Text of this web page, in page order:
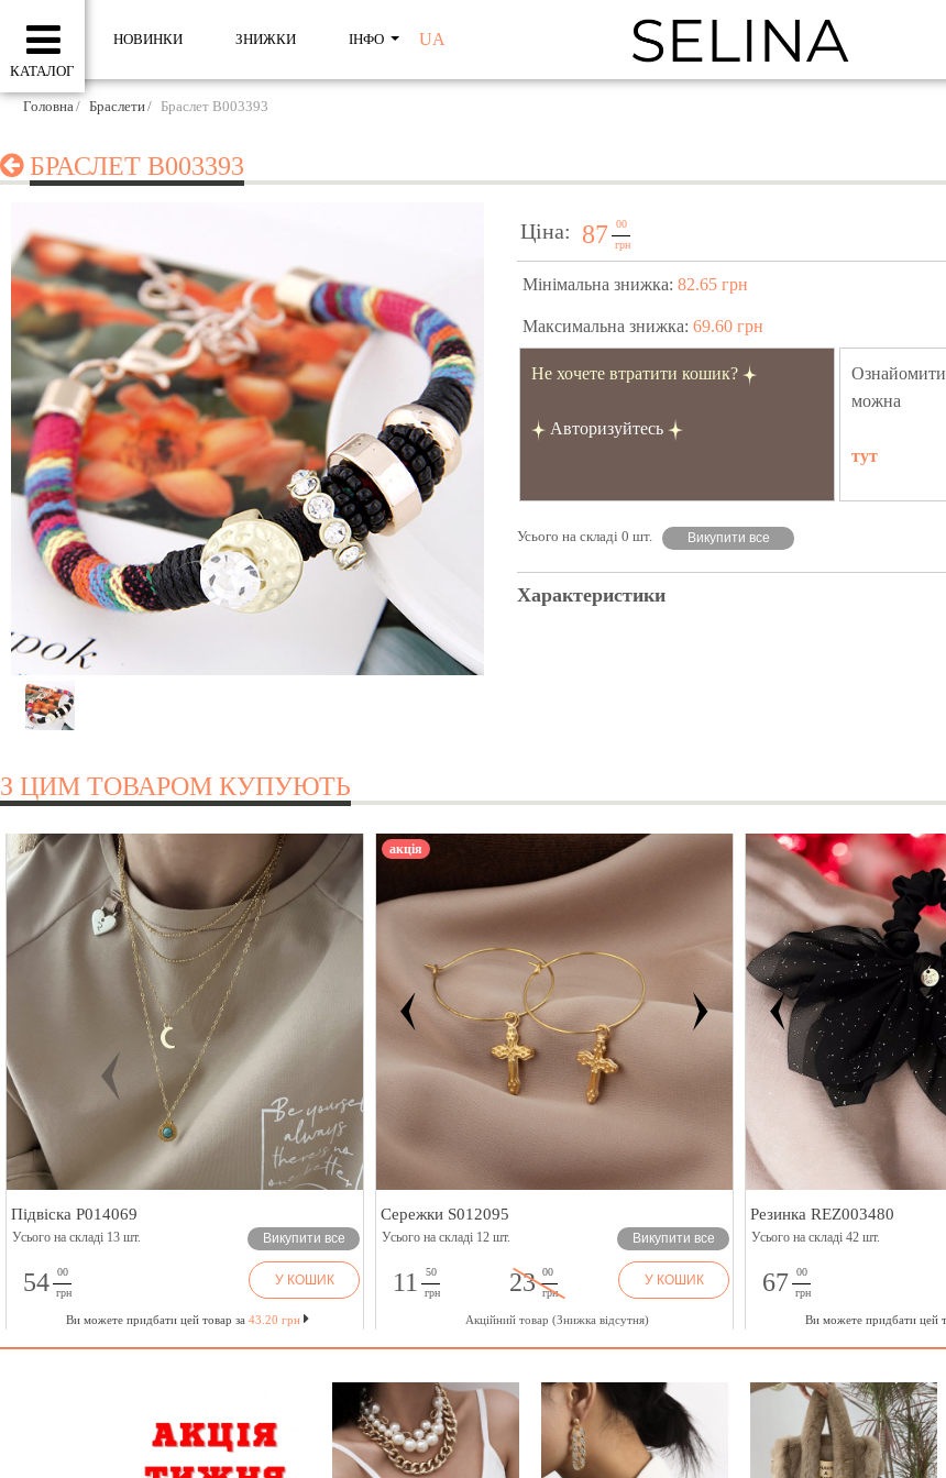
КАТАЛОГ
НОВИНКИ ЗНИЖКИ ІНФО UA
Головна Браслети Браслет B003393
БРАСЛЕТ B003393
Ціна: 87
00
грн
Мінімальна знижка: 82.65 грн
Максимальна знижка: 69.60 грн
Не хочете втратити кошик?
Авторизуйтесь
можна
тут
Усього на складі 0 шт. Викупити все
Характеристики
З ЦИМ ТОВАРОМ КУПУЮТЬ
Підвіска P014069
Усього на складі 13 шт. Викупити все
54
00
грн
У КОШИК
Ви можете придбати цей товар за 43.20 грн
акція
Сережки S012095
Усього на складі 12 шт. Викупити все
11
50
грн
23 00
грн
У КОШИК
Акційний товар (Знижка відсутня)
Резинка REZ003480
Усього на складі 42 шт.
67
00
грн
Ви можете придбати цей